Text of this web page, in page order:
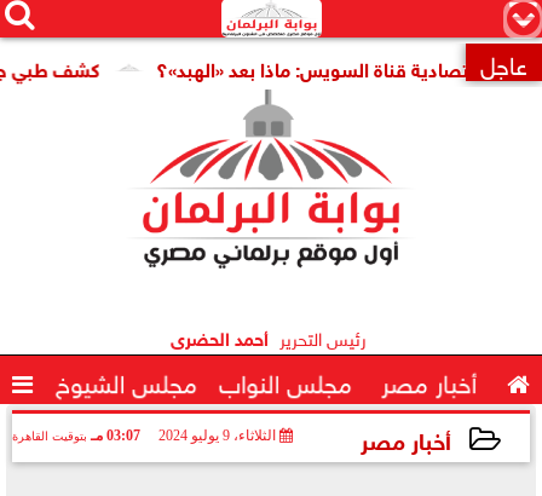
×


 عاجل كشف طبي جديد قناة السويس: ماذا بعد «الهبد»؟
رئيس التحرير أحمد الحضرى
 أخبار مصر مجلس النواب مجلس الشيوخ 
أخبار مصر الثلاثاء، 9 يوليو 2024 03:07 مـ بتوقيت القاهرة